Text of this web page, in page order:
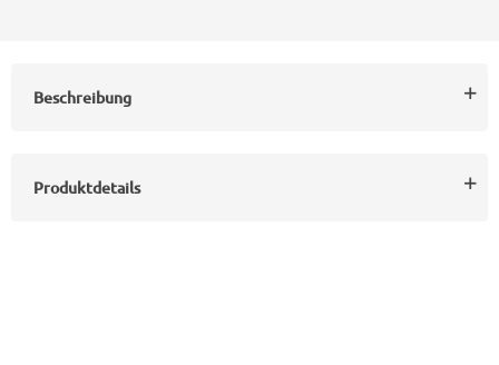
Beschreibung
Produktdetails